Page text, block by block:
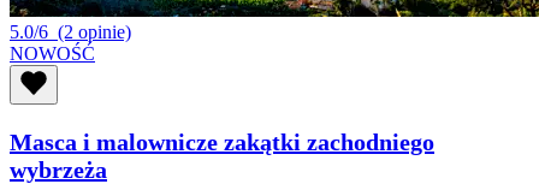
5.0/6 (2 opinie)
NOWOŚĆ
Masca i malownicze zakątki zachodniego
wybrzeża